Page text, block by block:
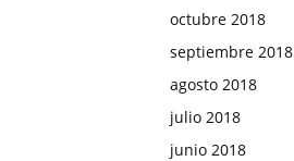
octubre 2018
septiembre 2018
agosto 2018
julio 2018
junio 2018